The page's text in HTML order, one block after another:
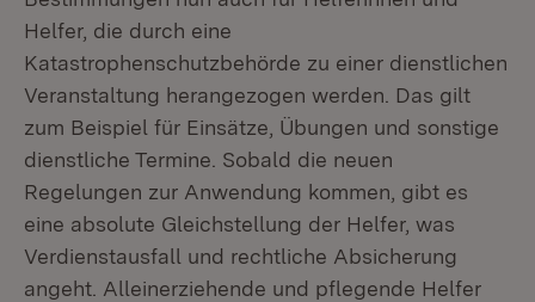
Helfer, die durch eine
Katastrophenschutzbehörde zu einer dienstlichen
Veranstaltung herangezogen werden. Das gilt
zum Beispiel für Einsätze, Übungen und sonstige
dienstliche Termine. Sobald die neuen
Regelungen zur Anwendung kommen, gibt es
eine absolute Gleichstellung der Helfer, was
Verdienstausfall und rechtliche Absicherung
angeht. Alleinerziehende und pflegende Helfer